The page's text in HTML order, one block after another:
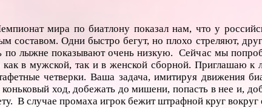
мира по биатлону показал нам, что у
составом. Одни быстро бегут, но плохо стреляют,
по лыжне показывают очень низкую. Сейчас мы
как в мужской, так и в женской сборной. Приглашаю к
четверки. Ваша задача, имитируя движения
коньковый ход, добежать до мишени, попасть в нее и,
В случае промаха игрок бежит штрафной круг вокруг